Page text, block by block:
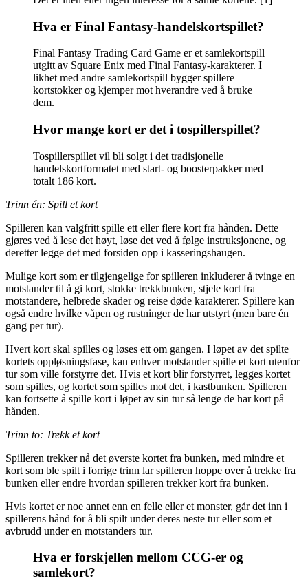
Hva er Final Fantasy-handelskortspillet?
Final Fantasy Trading Card Game er et samlekortspill
utgitt av Square Enix med Final Fantasy-karakterer. I
likhet med andre samlekortspill bygger spillere
kortstokker og kjemper mot hverandre ved å bruke
dem.
Hvor mange kort er det i tospillerspillet?
Tospillerspillet vil bli solgt i det tradisjonelle
handelskortformatet med start- og boosterpakker med
totalt 186 kort.
Trinn én: Spill et kort
Spilleren kan valgfritt spille ett eller flere kort fra hånden. Dette
gjøres ved å lese det høyt, løse det ved å følge instruksjonene, og
deretter legge det med forsiden opp i kasseringshaugen.
Mulige kort som er tilgjengelige for spilleren inkluderer å tvinge en
motstander til å gi kort, stokke trekkbunken, stjele kort fra
motstandere, helbrede skader og reise døde karakterer. Spillere kan
også endre hvilke våpen og rustninger de har utstyrt (men bare én
gang per tur).
Hvert kort skal spilles og løses ett om gangen. I løpet av det spilte
kortets oppløsningsfase, kan enhver motstander spille et kort utenfor
tur som ville forstyrre det. Hvis et kort blir forstyrret, legges kortet
som spilles, og kortet som spilles mot det, i kastbunken. Spilleren
kan fortsette å spille kort i løpet av sin tur så lenge de har kort på
hånden.
Trinn to: Trekk et kort
Spilleren trekker nå det øverste kortet fra bunken, med mindre et
kort som ble spilt i forrige trinn lar spilleren hoppe over å trekke fra
bunken eller endre hvordan spilleren trekker kort fra bunken.
Hvis kortet er noe annet enn en felle eller et monster, går det inn i
spillerens hånd for å bli spilt under deres neste tur eller som et
avbrudd under en motstanders tur.
Hva er forskjellen mellom CCG-er og
samlekort?